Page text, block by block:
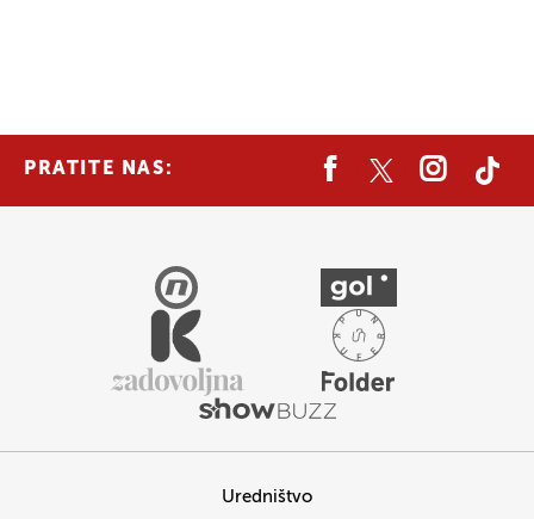
PRATITE NAS:
Uredništvo